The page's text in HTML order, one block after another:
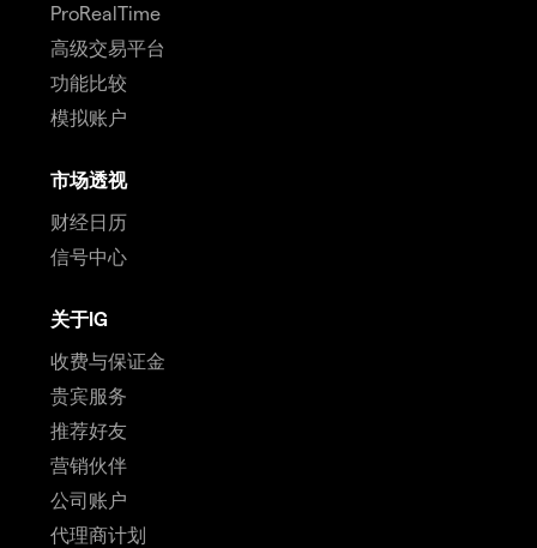
ProRealTime
高级交易平台
功能比较
模拟账户
市场透视
财经日历
信号中心
关于IG
收费与保证金
贵宾服务
推荐好友
营销伙伴
公司账户
代理商计划